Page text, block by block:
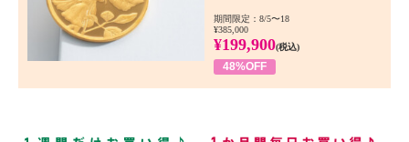
期間限定：8/5〜18
¥385,000
¥199,900(税込)
48%OFF